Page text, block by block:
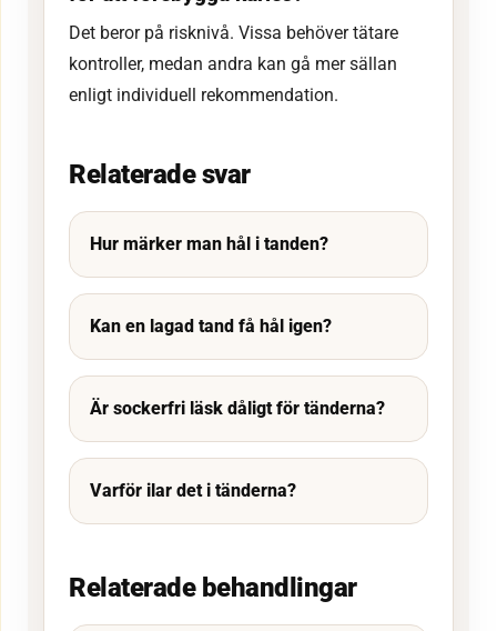
Det beror på risknivå. Vissa behöver tätare
kontroller, medan andra kan gå mer sällan
enligt individuell rekommendation.
Relaterade svar
Hur märker man hål i tanden?
Kan en lagad tand få hål igen?
Är sockerfri läsk dåligt för tänderna?
Varför ilar det i tänderna?
Relaterade behandlingar